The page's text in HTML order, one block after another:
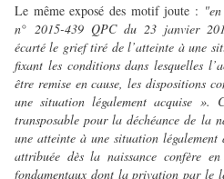
Le même exposé des motif joute :
n° 2015-439 QPC du 23 janvier
écarté le grief tiré de l’atteinte à une
fixant les conditions dans lesquelles
être remise en cause, les dispositions
une situation légalement acquise ».
transposable pour la déchéance de la
une atteinte à une situation
attribuée dès la naissance confère
fondamentaux dont la privation par le